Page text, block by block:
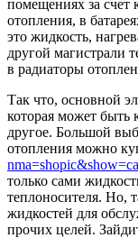
помещениях за счет
отопления, в
это жидкость,
другой магистрали
в радиаторы
Так что, основной
которая может быть
другое. Большой
отопления можно
только сами
теплоносителя. Но,
жидкостей для
прочих целей.